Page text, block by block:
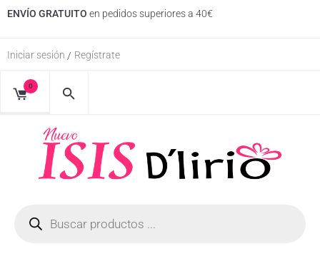
ENVÍO GRATUITO en pedidos superiores a 40€
Iniciar sesión / Regístrate
0